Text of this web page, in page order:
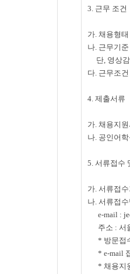
3. 근무 조건
가. 채용형태
나. 근무기준
단, 영상
다. 근무조건
4. 제출서류
가. 채용지
나. 공인어
5. 서류접수
가. 서류접
나. 서류접
e-mail :
주소 : 서
* 방문접
* e-mail
* 채용지